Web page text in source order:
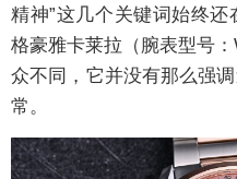
精神”这几个关键词始终
格豪雅卡莱拉（腕表型号
众不同，它并没有那么强
常。